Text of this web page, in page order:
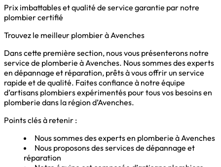
Prix imbattables et qualité de service garantie par notre
plombier certifié
Trouvez le meilleur plombier à Avenches
Dans cette première section, nous vous présenterons notre
service de plomberie à Avenches. Nous sommes des experts
en dépannage et réparation, prêts à vous offrir un service
rapide et de qualité. Faites confiance à notre équipe
d’artisans plombiers expérimentés pour tous vos besoins en
plomberie dans la région d’Avenches.
Points clés à retenir :
Nous sommes des experts en plomberie à Avenches
Nous proposons des services de dépannage et
réparation